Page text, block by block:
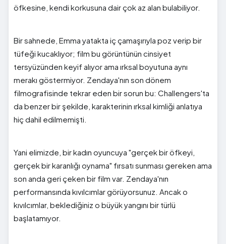
öfkesine, kendi korkusuna dair çok az alan bulabiliyor.
Bir sahnede, Emma yatakta iç çamaşırıyla poz verip bir
tüfeği kucaklıyor; film bu görüntünün cinsiyet
tersyüzünden keyif alıyor ama ırksal boyutuna aynı
merakı göstermiyor. Zendaya'nın son dönem
filmografisinde tekrar eden bir sorun bu: Challengers'ta
da benzer bir şekilde, karakterinin ırksal kimliği anlatıya
hiç dahil edilmemişti.
Yani elimizde, bir kadın oyuncuya "gerçek bir öfkeyi,
gerçek bir karanlığı oynama" fırsatı sunması gereken ama
son anda geri çeken bir film var. Zendaya'nın
performansında kıvılcımlar görüyorsunuz. Ancak o
kıvılcımlar, beklediğiniz o büyük yangını bir türlü
başlatamıyor.